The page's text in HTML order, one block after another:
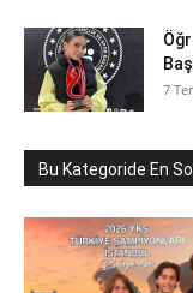
7
Bu Kategoride En